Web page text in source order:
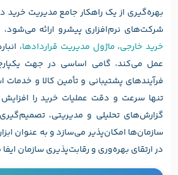
بهره‌گیری از یک راهکار جامع مدیریت خرید
شرکت‌های نرم‌افزاری پیشرو ارائه می‌شود،
خرید خارجی، ماژول مدیریت قراردادها،
عمل می‌کند، گامی اساسی در جهت
فرآیندهای پشتیبانی و تأمین کالا و
تنها سرعت و دقت عملیات خرید را افزایش
گزارش‌های تحلیلی و مدیریتی،
سازمان‌ها امکان‌پذیر می‌سازد و به عنوان
در ارتقای بهره‌وری و رقابت‌پذیری سازمان